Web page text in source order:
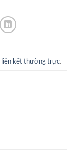
liên kết thường trực.